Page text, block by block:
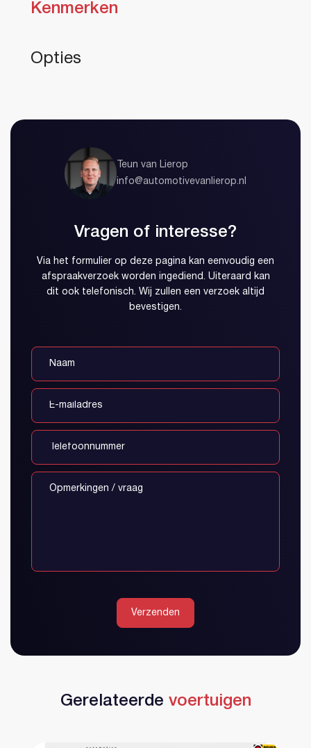
Heeft u al een account?
Kenmerken
Opties
Teun van Lierop
info@automotivevanlierop.nl
Vragen of interesse?
Via het formulier op deze pagina kan eenvoudig een
afspraakverzoek worden ingediend. Uiteraard kan
dit ook telefonisch. Wij zullen een verzoek altijd
bevestigen.
Verzenden
Gerelateerde voertuigen